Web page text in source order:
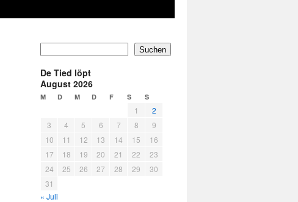
Suchen
De Tied löpt
August 2026
M D M D F S S
1
2
3
4 5 6 7 8
9
10
11 12 13 14 15
16
17
18 19 20 21 22
23
24
25 26 27 28 29
30
31
« Juli